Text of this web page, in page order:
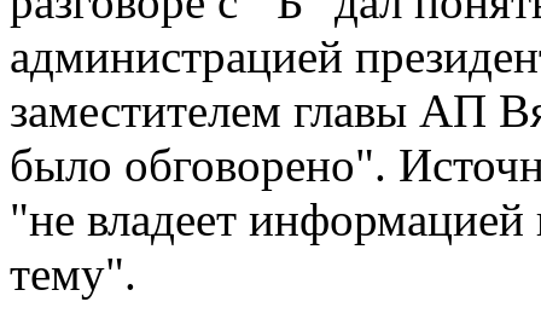
администрацией
заместителем главы АП
было обговорено".
"не владеет информацией
тему".